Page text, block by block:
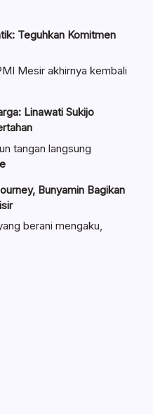
Teguhkan Komitmen
Mesir akhirnya kembali
Linawati Sukijo
tangan langsung
:
Manajemen
Bisnis
Keluarga:
Bunyamin Bagikan
berani mengaku,